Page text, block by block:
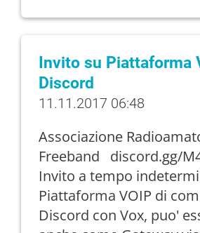
Invito su Piattaforma
Discord
11.11.2017 06:48
Associazione
Freeband discord.gg/
Invito a tempo
Piattaforma VOIP di
Discord con Vox, puo'